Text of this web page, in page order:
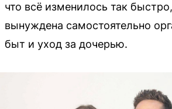
что всё изменилось так
вынуждена самостоятельно
быт и уход за дочерью.